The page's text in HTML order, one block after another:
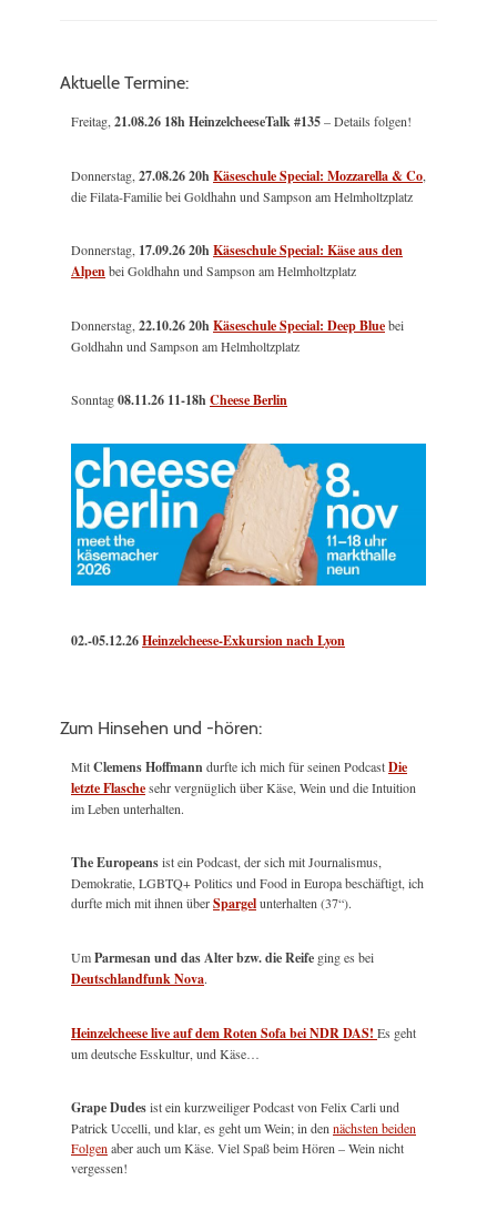
Aktuelle Termine:
Freitag,21.08.26 18h HeinzelcheeseTalk #135– Details folgen!
Donnerstag,27.08.26 20hKäseschule Special: Mozzarella & Co,
die Filata-Familie bei Goldhahn und Sampson am Helmholtzplatz
Donnerstag, 17.09.26 20hKäseschule Special: Käse aus den
Alpenbei Goldhahn und Sampson am Helmholtzplatz
Donnerstag,22.10.26 20hKäseschule Special: Deep Bluebei
Goldhahn und Sampson am Helmholtzplatz
Sonntag08.11.26 11-18hCheese Berlin
02.-05.12.26Heinzelcheese-Exkursion nach Lyon
Zum Hinsehen und -hören:
MitClemens Hoffmanndurfte ich mich für seinen PodcastDie
letzte Flaschesehr vergnüglich über Käse, Wein und die Intuition
im Leben unterhalten.
The Europeansist ein Podcast, der sich mit Journalismus,
Demokratie, LGBTQ+ Politics und Food in Europa beschäftigt, ich
durfte mich mit ihnen überSpargelunterhalten (37“).
UmParmesan und das Alter bzw. die Reife ging es bei
Deutschlandfunk Nova.
Heinzelcheese live auf dem Roten Sofa bei NDR DAS! Es geht
um deutsche Esskultur, und Käse…
Grape Dudesist ein kurzweiliger Podcast von Felix Carli und
Patrick Uccelli, und klar, es geht um Wein; in den nächsten beiden
Folgen aber auch um Käse. Viel Spaß beim Hören – Wein nicht
vergessen!